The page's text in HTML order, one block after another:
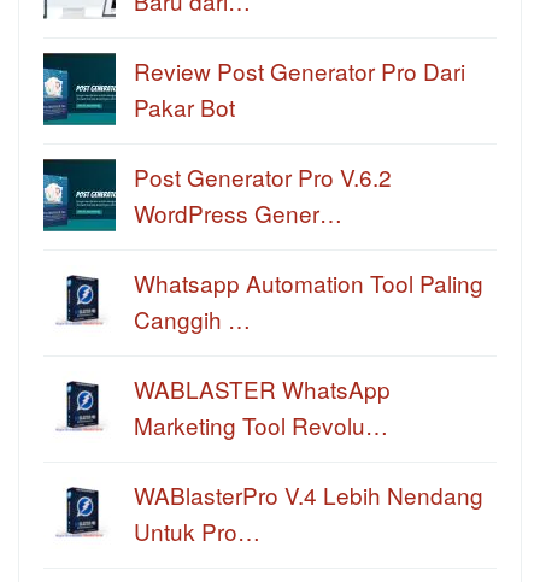
Review Post Generator Pro Dari
Pakar Bot
Post Generator Pro V.6.2
WordPress Gener…
Whatsapp Automation Tool Paling
Canggih …
WABLASTER WhatsApp
Marketing Tool Revolu…
WABlasterPro V.4 Lebih Nendang
Untuk Pro…